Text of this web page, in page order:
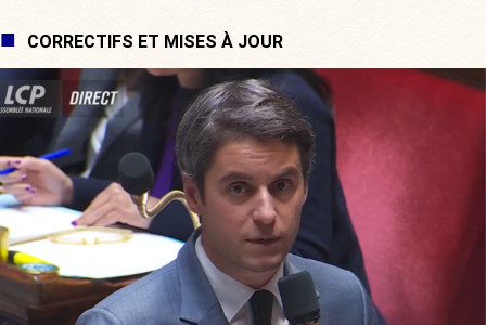
CORRECTIFS ET MISES À JOUR